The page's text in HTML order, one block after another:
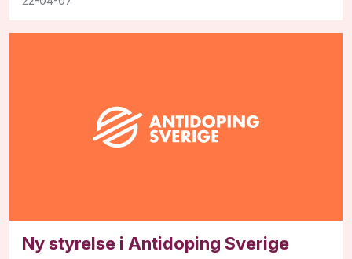
Ny styrelse i Antidoping Sverige